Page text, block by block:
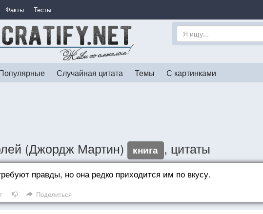
Факты Тесты
Случайная цитата Темы С картинками
(Джордж Мартин) книга , цитаты
правды, но она редко приходится им по вкусу.
Поделиться